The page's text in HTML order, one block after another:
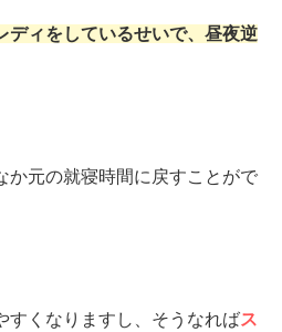
ディをしているせいで、昼夜逆
か元の就寝時間に戻すことがで
すくなりますし、そうなればス